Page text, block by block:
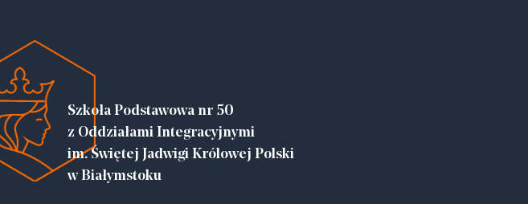
Szkoła Podstawowa nr 50
z Oddziałami Integracyjnymi
im. Świętej Jadwigi Królowej Polski
w Białymstoku